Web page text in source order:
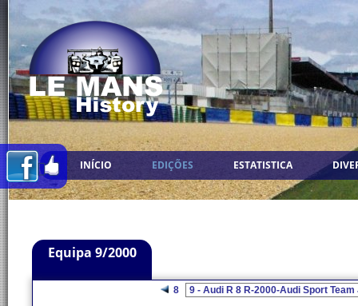
INÍCIO EDIÇÕES ESTATISTICA
Equipa 9/2000
8